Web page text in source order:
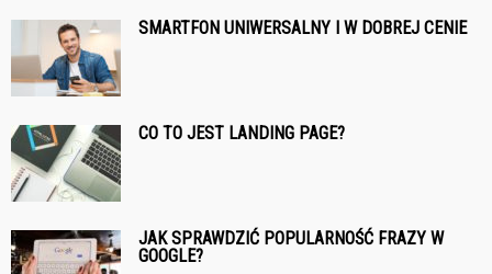
SMARTFON UNIWERSALNY I W DOBREJ CENIE
CO TO JEST LANDING PAGE?
JAK SPRAWDZIĆ POPULARNOŚĆ FRAZY W
GOOGLE?